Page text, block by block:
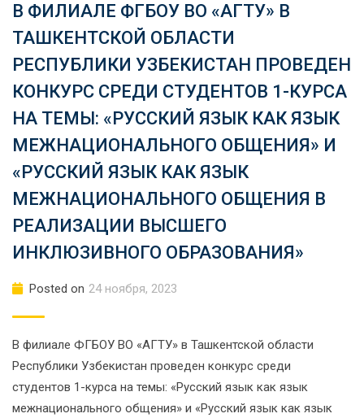
В ФИЛИАЛЕ ФГБОУ ВО «АГТУ» В
ТАШКЕНТСКОЙ ОБЛАСТИ
РЕСПУБЛИКИ УЗБЕКИСТАН ПРОВЕДЕН
КОНКУРС СРЕДИ СТУДЕНТОВ 1-КУРСА
НА ТЕМЫ: «РУССКИЙ ЯЗЫК КАК ЯЗЫК
МЕЖНАЦИОНАЛЬНОГО ОБЩЕНИЯ» И
«РУССКИЙ ЯЗЫК КАК ЯЗЫК
МЕЖНАЦИОНАЛЬНОГО ОБЩЕНИЯ В
РЕАЛИЗАЦИИ ВЫСШЕГО
ИНКЛЮЗИВНОГО ОБРАЗОВАНИЯ»
Posted on 24 ноября, 2023
В филиале ФГБОУ ВО «АГТУ» в Ташкентской области
Республики Узбекистан проведен конкурс среди
студентов 1-курса на темы: «Русский язык как язык
межнационального общения» и «Русский язык как язык